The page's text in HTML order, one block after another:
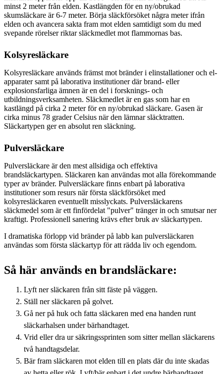
minst 2 meter från elden. Kastlängden för en ny/obrukad
skumsläckare är 6-7 meter. Börja släckförsöket några meter ifrån
elden och avancera sakta fram mot elden samtidigt som du med
svepande rörelser riktar släckmedlet mot flammornas bas.
Kolsyresläckare
Kolsyresläckare används främst mot bränder i elinstallationer och el-
apparater samt på laborativa institutioner där brand- eller
explosionsfarliga ämnen är en del i forsknings- och
utbildningsverksamheten. Släckmedlet är en gas som har en
kastlängd på cirka 2 meter för en ny/obrukad släckare. Gasen är
cirka minus 78 grader Celsius när den lämnar släcktratten.
Släckartypen ger en absolut ren släckning.
Pulversläckare
Pulversläckare är den mest allsidiga och effektiva
brandsläckartypen. Släckaren kan användas mot alla förekommande
typer av bränder. Pulversläckare finns enbart på laborativa
institutioner som resurs när första släckförsöket med
kolsyresläckaren eventuellt misslyckats. Pulversläckarens
släckmedel som är ett finfördelat "pulver" tränger in och smutsar ner
kraftigt. Professionell sanering krävs efter bruk av släckartypen.
I dramatiska förlopp vid bränder på labb kan pulversläckaren
användas som första släckartyp för att rädda liv och egendom.
Så här används en brandsläckare:
Lyft ner släckaren från sitt fäste på väggen.
Ställ ner släckaren på golvet.
Gå ner på huk och fatta släckaren med ena handen runt
släckarhalsen under bärhandtaget.
Vrid eller dra ur säkringssprinten som sitter mellan släckarens
två handtagsdelar.
Bär fram släckaren mot elden till en plats där du inte skadas